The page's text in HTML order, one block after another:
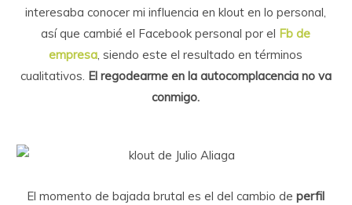
interesaba conocer mi influencia en klout en lo personal,
así que cambié el Facebook personal por el Fb de
empresa , siendo este el resultado en términos
cualitativos. El regodearme en la autocomplacencia no va
conmigo.
El momento de bajada brutal es el del cambio deperfil